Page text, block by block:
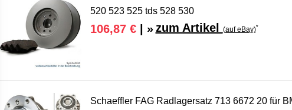
520 523 525 tds 528 530
106,87 €| » zum Artikel (auf eBay)*
Schaeffler FAG Radlagersatz 713 6672 20 für